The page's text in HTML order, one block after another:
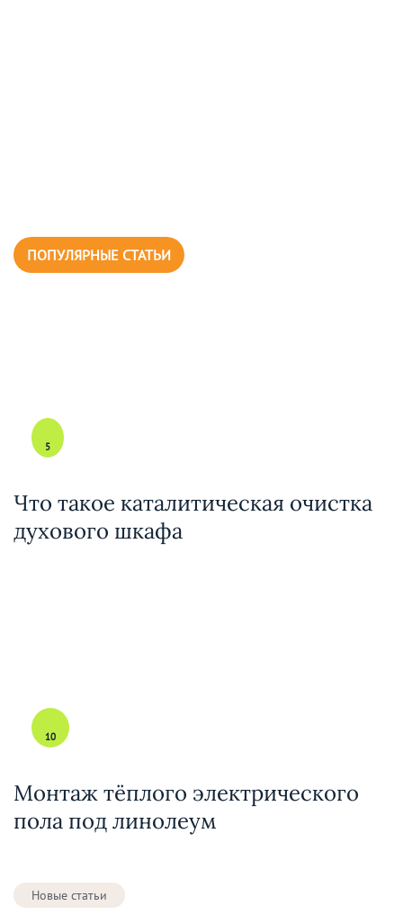
ПОПУЛЯРНЫЕ СТАТЬИ
5
Что такое каталитическая очистка
духового шкафа
10
Монтаж тёплого электрического
пола под линолеум
Новые статьи